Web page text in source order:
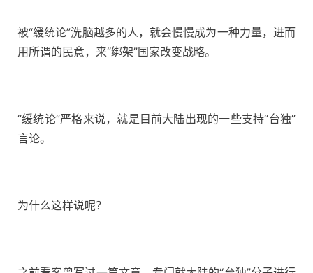
被“缓统论”洗脑越多的人，就会慢慢成为一种力量，进而
用所谓的民意，来“绑架”国家改变战略。
“缓统论”严格来说，就是目前大陆出现的一些支持“台独”
言论。
为什么这样说呢？